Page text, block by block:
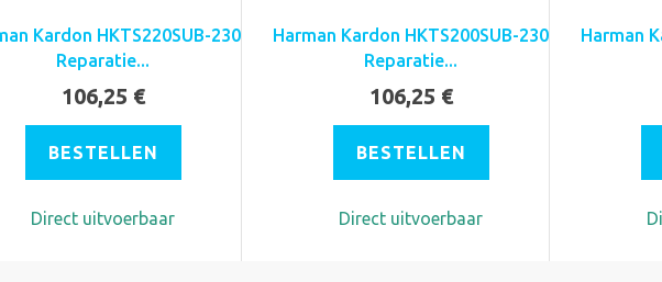
Kardon HKTS220SUB-230
Reparatie...
106,25 €
BESTELLEN
Direct uitvoerbaar
Harman Kardon HKTS200SUB-230
Reparatie...
106,25 €
BESTELLEN
Direct uitvoerbaar
Harman